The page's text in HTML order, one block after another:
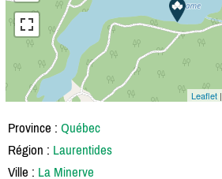
Leaflet
Province : Québec
Région : Laurentides
Ville : La Minerve